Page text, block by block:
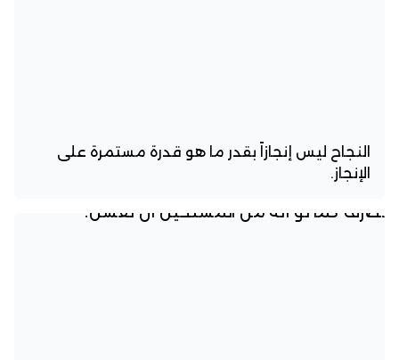
النجاح ليس إنجازاً بقدر ما هو قدرة مستمرة على
الإنجاز.